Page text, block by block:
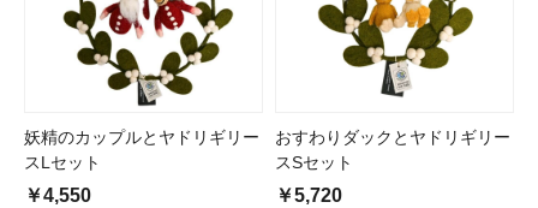
妖精のカップルとヤドリギリー
スLセット
￥4,550
おすわりダックとヤドリギリー
スSセット
￥5,720